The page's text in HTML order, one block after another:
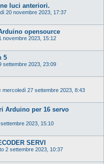
luci anteriori.
20 novembre 2023, 17:37
opensource
novembre 2023, 15:12
5
settembre 2023, 23:09
mercoledì 27 settembre 2023, 8:43
Arduino per 16 servo
2023, 15:10
SERVI
2 settembre 2023, 10:37